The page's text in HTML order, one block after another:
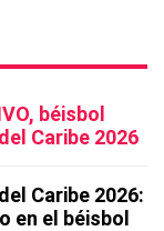
béisbol
Caribe 2026
Caribe 2026:
en el béisbol